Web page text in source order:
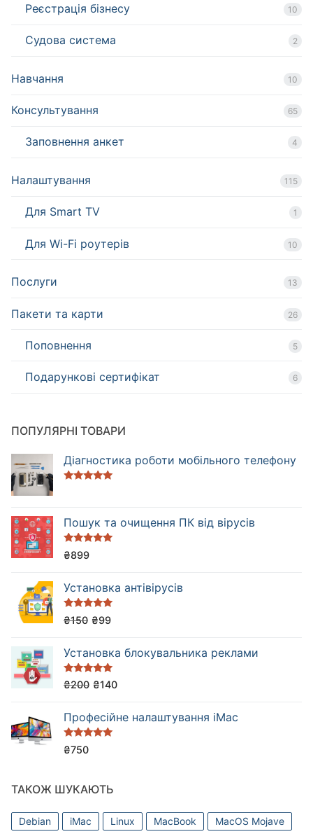
Реєстрація бізнесу 10
Судова система 2
Навчання 10
Консультування 65
Заповнення анкет 4
Налаштування 115
Для Smart TV 1
Для Wi-Fi роутерів 10
Послуги 13
Пакети та карти 26
Поповнення 5
Подарункові сертифікат 6
ПОПУЛЯРНІ ТОВАРИ
Діагностика роботи мобільного телефону
Пошук та очищення ПК від вірусів
Оцінено в
5.00з 5
₴899
Установка антівірусів
Оцінено в
5.00з 5
₴150 ₴99
Установка блокувальника реклами
Оцінено в
5.00з 5
₴200 ₴140
Професійне налаштування iMac
Оцінено в
5.00з 5
₴750
ТАКОЖ ШУКАЮТЬ
Debian iMac Linux MacBook
MacOS Mojave